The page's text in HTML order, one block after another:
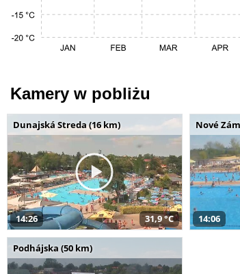
Kamery w pobliżu
Dunajská Streda (16 km)
14:26 31,9 °C
Nové
14:06
Podhájska (50 km)